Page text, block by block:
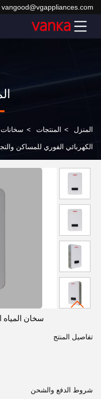
vangood@vgappliances.com
المنزل > المنتجات > سخانات
الكهربائي الفوري للمساكن
سخان المياه
تفاصيل المنتج
شروط الدفع والشحن